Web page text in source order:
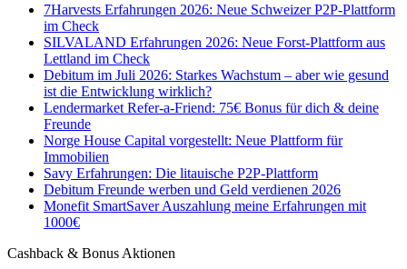
7Harvests Erfahrungen 2026: Neue Schweizer P2P-Plattform
im Check
SILVALAND Erfahrungen 2026: Neue Forst-Plattform aus
Lettland im Check
Debitum im Juli 2026: Starkes Wachstum – aber wie gesund
ist die Entwicklung wirklich?
Lendermarket Refer-a-Friend: 75€ Bonus für dich & deine
Freunde
Norge House Capital vorgestellt: Neue Plattform für
Immobilien
Savy Erfahrungen: Die litauische P2P-Plattform
Debitum Freunde werben und Geld verdienen 2026
Monefit SmartSaver Auszahlung meine Erfahrungen mit
1000€
Cashback & Bonus Aktionen